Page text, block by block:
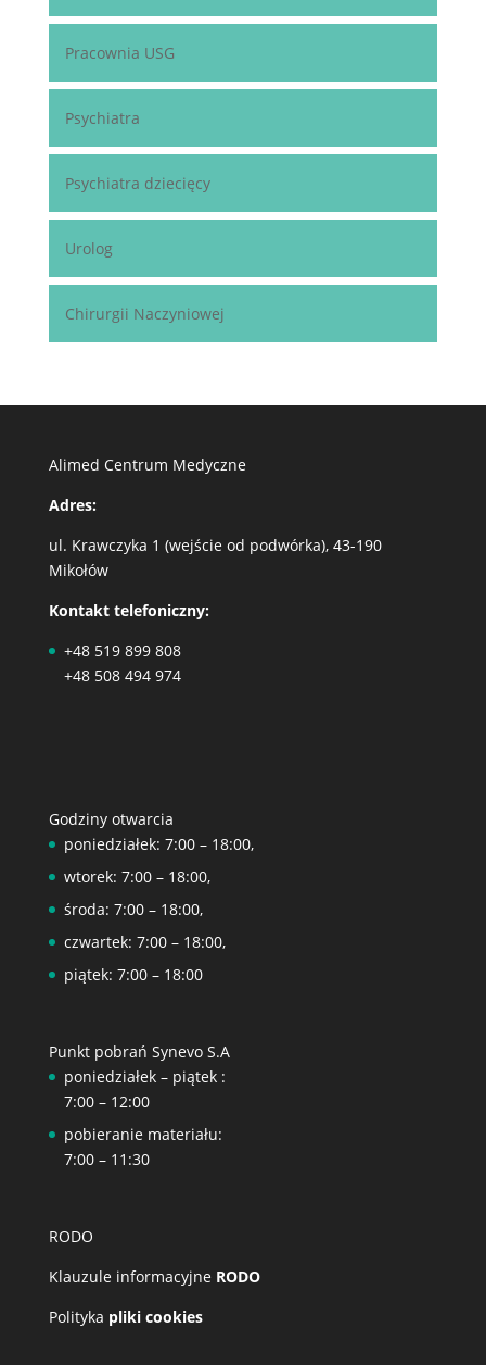
Pracownia USG
Psychiatra
Psychiatra dziecięcy
Urolog
Chirurgii Naczyniowej
Alimed Centrum Medyczne
Adres:
ul. Krawczyka 1 (wejście od podwórka), 43-190
Mikołów
Kontakt telefoniczny:
+48 519 899 808
+48 508 494 974
Godziny otwarcia
poniedziałek: 7:00 – 18:00,
wtorek: 7:00 – 18:00,
środa: 7:00 – 18:00,
czwartek: 7:00 – 18:00,
piątek: 7:00 – 18:00
Punkt pobrań Synevo S.A
poniedziałek – piątek :
7:00 – 12:00
pobieranie materiału:
7:00 – 11:30
RODO
Klauzule informacyjne RODO
Polityka pliki cookies